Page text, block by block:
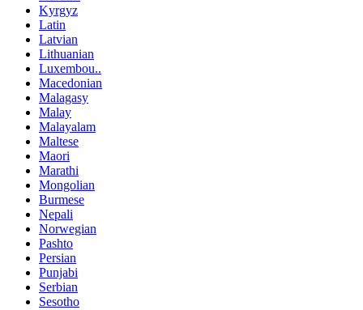
Kyrgyz
Latin
Latvian
Lithuanian
Luxembou..
Macedonian
Malagasy
Malay
Malayalam
Maltese
Maori
Marathi
Mongolian
Burmese
Nepali
Norwegian
Pashto
Persian
Punjabi
Serbian
Sesotho